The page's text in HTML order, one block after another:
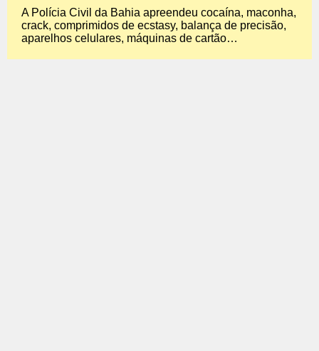
A Polícia Civil da Bahia apreendeu cocaína, maconha,
crack, comprimidos de ecstasy, balança de precisão,
aparelhos celulares, máquinas de cartão…